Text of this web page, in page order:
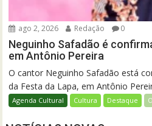
ago 2, 2026 Redação 0
Neguinho Safadão é
em Antônio Pereira
O cantor Neguinho Safadão está
da Festa da Lapa, em Antônio
Agenda Cultural Cultura Destaque